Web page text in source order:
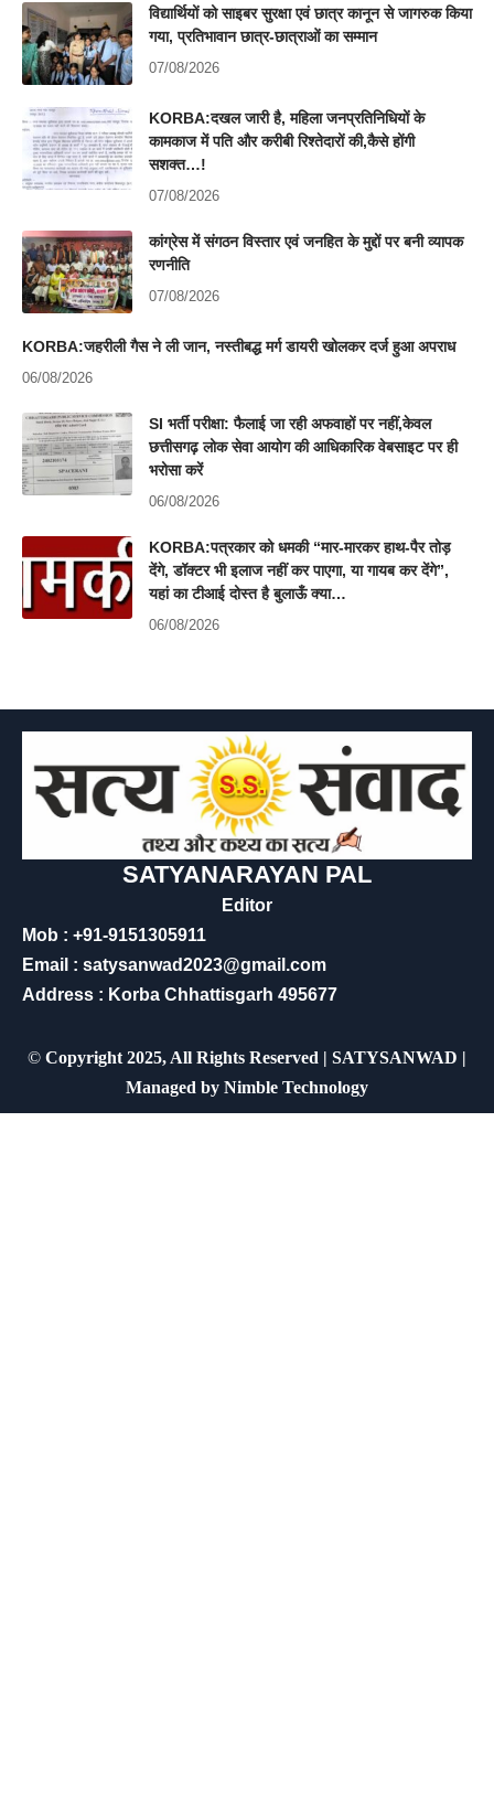
विद्यार्थियों को साइबर सुरक्षा एवं छात्र कानून से जागरुक किया
गया, प्रतिभावान छात्र-छात्राओं का सम्मान
07/08/2026
KORBA:दखल जारी है, महिला जनप्रतिनिधियों के
कामकाज में पति और करीबी रिश्तेदारों की,कैसे होंगी
सशक्त…!
07/08/2026
कांग्रेस में संगठन विस्तार एवं जनहित के मुद्दों पर बनी व्यापक
रणनीति
07/08/2026
KORBA:जहरीली गैस ने ली जान, नस्तीबद्ध मर्ग डायरी खोलकर दर्ज हुआ अपराध
06/08/2026
SI भर्ती परीक्षा: फैलाई जा रही अफवाहों पर नहीं,केवल
छत्तीसगढ़ लोक सेवा आयोग की आधिकारिक वेबसाइट पर ही
भरोसा करें
06/08/2026
KORBA:पत्रकार को धमकी “मार-मारकर हाथ-पैर तोड़
देंगे, डॉक्टर भी इलाज नहीं कर पाएगा, या गायब कर देंगे”,
यहां का टीआई दोस्त है बुलाऊँ क्या…
06/08/2026
SATYANARAYAN PAL
Editor
Mob : +91-9151305911
Email : satysanwad2023@gmail.com
Address : Korba Chhattisgarh 495677
© Copyright 2025, All Rights Reserved | SATYSANWAD |
Managed by Nimble Technology